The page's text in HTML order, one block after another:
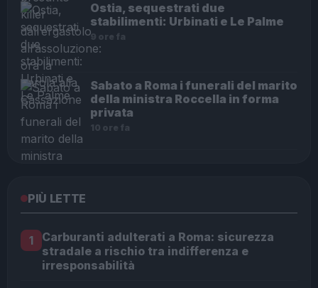
Ostia, sequestrati due
stabilimenti: Urbinati e Le Palme
9 ore fa
Sabato a Roma i funerali del marito
della ministra Roccella in forma
privata
10 ore fa
PIÙ LETTE
1
Carburanti adulterati a Roma: sicurezza
stradale a rischio tra indifferenza e
irresponsabilità